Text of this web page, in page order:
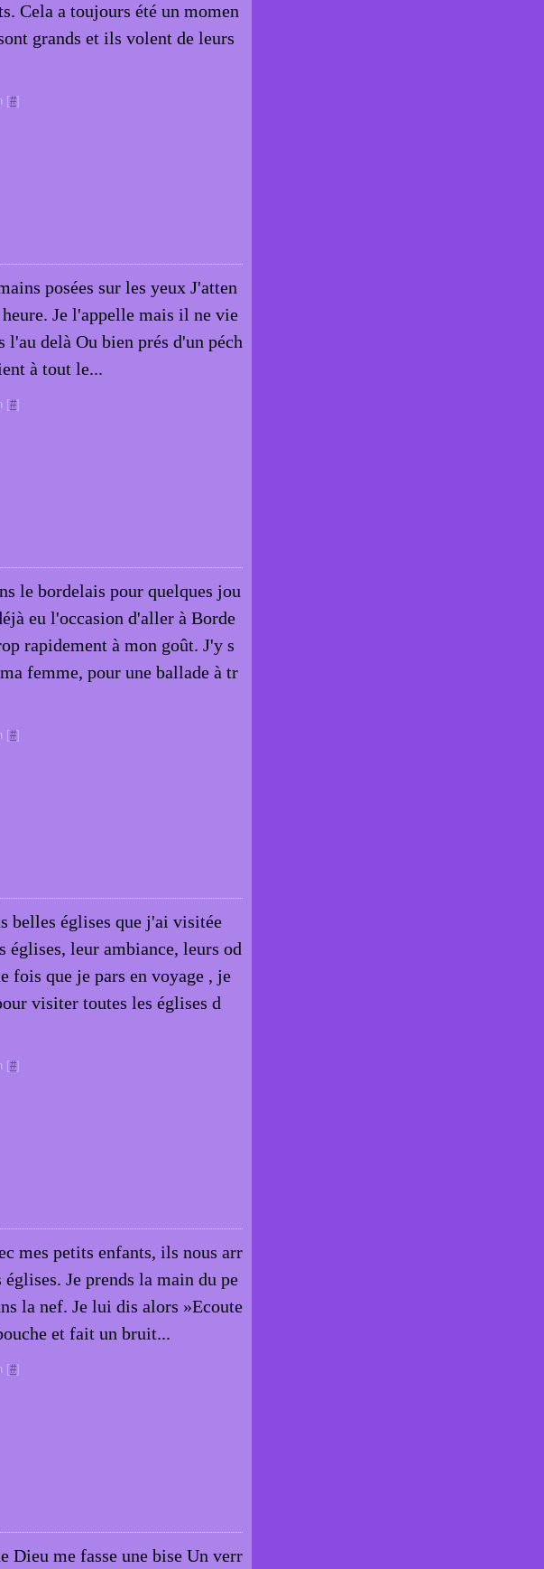
Cela a toujours été un momen
grands et ils volent de leurs
[#]
posées sur les yeux J'atten
Je l'appelle mais il ne vie
l'au delà Ou bien prés d'un péch
à tout le...
[#]
le bordelais pour quelques jou
eu l'occasion d'aller à Borde
rapidement à mon goût. J'y s
femme, pour une ballade à tr
[#]
belles églises que j'ai visitée
églises, leur ambiance, leurs od
fois que je pars en voyage , je
visiter toutes les églises d
[#]
mes petits enfants, ils nous arr
Je prends la main du pe
la nef. Je lui dis alors »Ecoute
et fait un bruit...
[#]
Dieu me fasse une bise Un verr